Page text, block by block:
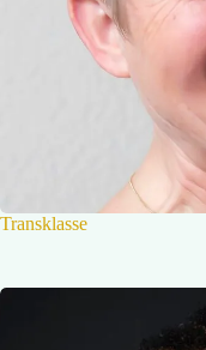
Transklasse